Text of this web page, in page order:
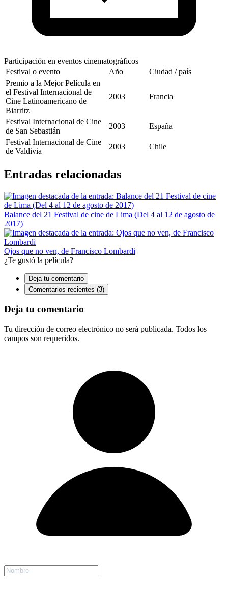
Participación en eventos cinematográficos
Festival o evento
Año
Ciudad / país
Premio a la Mejor Película en
el Festival Internacional de
Cine Latinoamericano de
Biarritz
2003 Francia
Festival Internacional de Cine
de San Sebastián
2003
España
Festival Internacional de Cine
de Valdivia
2003 Chile
Entradas relacionadas
Balance del 21 Festival de cine de Lima (Del 4 al 12 de agosto de
2017)
Ojos que no ven, de Francisco Lombardi
¿Te gustó la película?
Deja tu comentario
Comentarios recientes (3)
Deja tu comentario
Tu dirección de correo electrónico no será publicada. Todos los
campos son requeridos.